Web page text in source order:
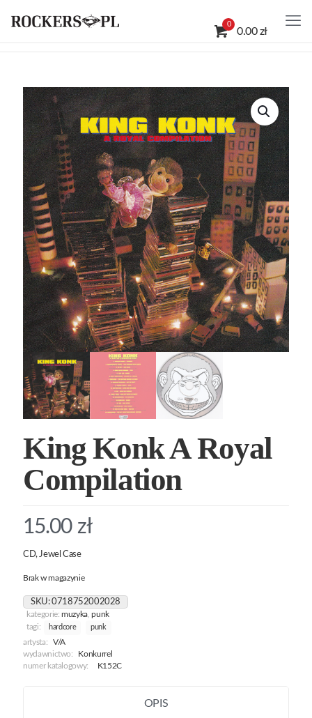
0
0.00 zł
King Konk A Royal
Compilation
15.00 zł
CD, Jewel Case
Brak w magazynie
SKU:0718752002028
kategorie:muzyka ,punk
tagi:
hardcore punk
artysta:
V/A
wydawnictwo:
Konkurrel
numer katalogowy:
K152C
OPIS